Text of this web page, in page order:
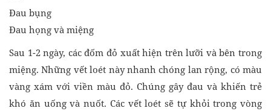
Đau bụng
Đau họng và miệng
Sau 1-2 ngày, các đốm đỏ xuất hiện trên lưỡi và bên trong
miệng. Những vết loét này nhanh chóng lan rộng, có màu
vàng xám với viền màu đỏ. Chúng gây đau và khiến trẻ
khó ăn uống và nuốt. Các vết loét sẽ tự khỏi trong vòng